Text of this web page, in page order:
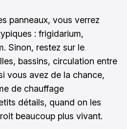
panneaux, vous verrez
: frigidarium,
Sinon, restez sur le
bassins, circulation entre
vous avez de la chance,
de chauffage
détails, quand on les
beaucoup plus vivant.